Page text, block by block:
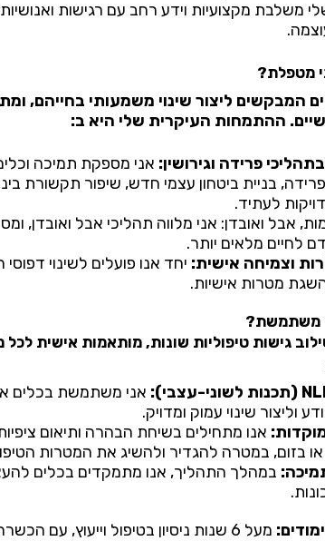
משלבת מקצועיות וידע רחב עם רגישות
מטפלת?
המבקשים ליצור שינוי משמעותי בחייהם,
ההתמחות העיקרית שלי היא ב:
בתהליכי פרידה וגירושין: אני מספקת תמיכה
בניית ביטחון עצמי חדש, שיפור תקשורת
לעתיד.
אבל ואובדן: אני מלווה תהליכי אבל ואובדן,
לחיים מלאים יותר.
וצמיחה אישית: יחד אנו פועלים לשינוי
מטרות אישיות.
משתמשת?
גישות טיפוליות שונות, מותאמות אישית
אני משתמשת בכלים
וליצור שינוי עמוק ומדויק.
אנו מתחילים בשיחת הבהרה ותיאום
או בזום, במטרה להגדיר ולהשיג את המטרות
במהלך התהליך, אנו מתמקדים בכלים
מעל 6 שנות ניסיון בטיפול וייעוץ, עם הכשרה מקיפה בשיטות טיפול מתקדמות.